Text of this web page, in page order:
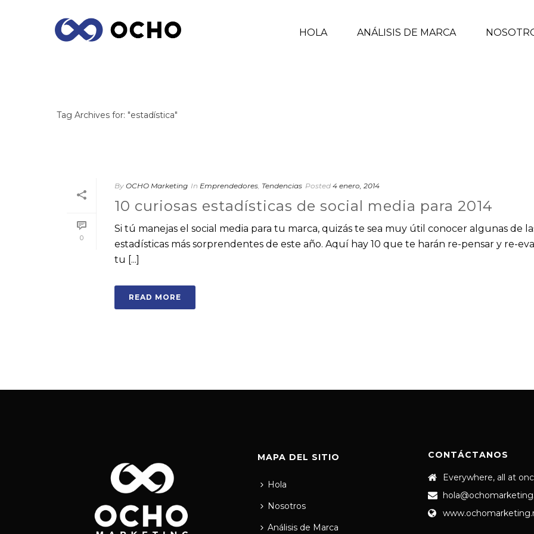
HOLA ANÁLISIS DE MARCA
Tag Archives for: "estadística"
0
By OCHO Marketing In Emprendedores, Tendencias Posted 4 enero, 2014
10 curiosas estadísticas de social media para 2014
Si tú manejas el social media para tu marca, quizás te sea muy útil conocer algunas de
estadísticas más sorprendentes de este año. Aquí hay 10 que te harán re-pensar y re-
tu [...]
READ MORE
MAPA DEL SITIO
Hola
Nosotros
Análisis de Marca
CONTÁCTANOS
Everywhere, all at